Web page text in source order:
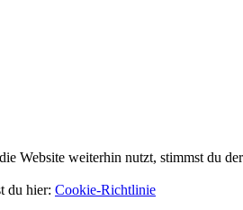
Website weiterhin nutzt, stimmst du
du hier: Cookie-Richtlinie